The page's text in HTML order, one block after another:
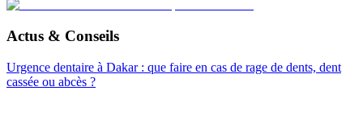
Actus & Conseils
Urgence dentaire à Dakar : que faire en cas de rage de dents, dent
cassée ou abcès ?